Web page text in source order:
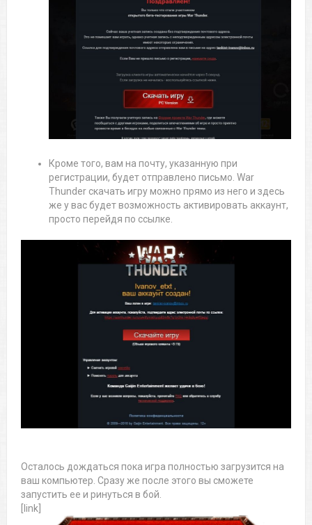
Кроме того, вам на почту, указанную при
регистрации, будет отправлено письмо. War
Thunder скачать игру можно прямо из него и здесь
же у вас будет возможность активировать аккаунт,
просто перейдя по ссылке.
Осталось дождаться пока игра полностью загрузится на
ваш компьютер. Сразу же после этого вы сможете
запустить ее и ринуться в бой.
[link]